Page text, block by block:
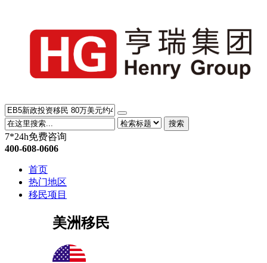
搜索
7*24h免费咨询
400-608-0606
首页
热门地区
移民项目
美洲移民